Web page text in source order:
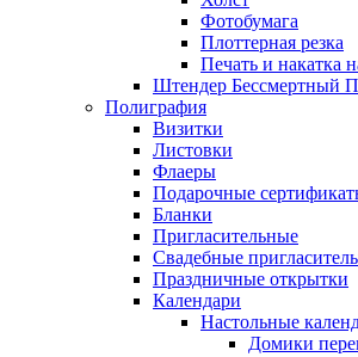
Фотобумага
Плоттерная резка
Печать и накатка
Штендер Бессмертный
Полиграфия
Визитки
Листовки
Флаеры
Подарочные
Бланки
Пригласительные
Свадебные
Праздничные открытки
Календари
Настольные
Домики